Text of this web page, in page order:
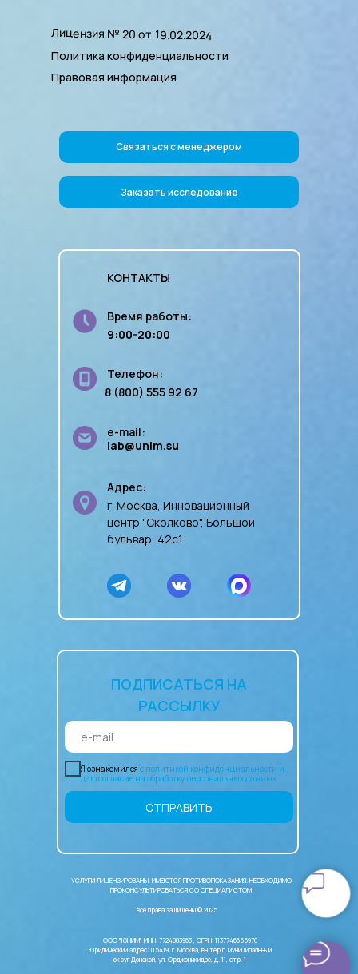
КОНТАКТЫ
Адрес:
г. Москва, Инновационный
центр "Сколково", Большой
бульвар, 42с1
e-mail:
lab@unim.su
9:00-20:00
8 (800) 555 92 67
Время работы:
Телефон:
Лицензия № 20 от 19.02.2024
Правовая информация
Политика конфиденциальности
ПОДПИСАТЬСЯ НА
РАССЫЛКУ
Я ознакомился с политикой конфиденциальности и
даю согласие на обработку персональных данных
ОТПРАВИТЬ
УСЛУГИ ЛИЦЕНЗИРОВАНЫ. ИМЕЮТСЯ ПРОТИВОПОКАЗАНИЯ. НЕОБХОДИМО
ПРОКОНСУЛЬТИРОВАТЬСЯ СО СПЕЦИАЛИСТОМ
все права защищены © 2025
ООО "ЮНИМ", ИНН: 7724883963 , ОГРН: 1137746655970
Юридический адрес: 115419, г. Москва, вн.тер.г. муниципальный
округ Донской, ул. Орджоникидзе, д. 11, стр. 1
Связаться с менеджером
Заказать исследование